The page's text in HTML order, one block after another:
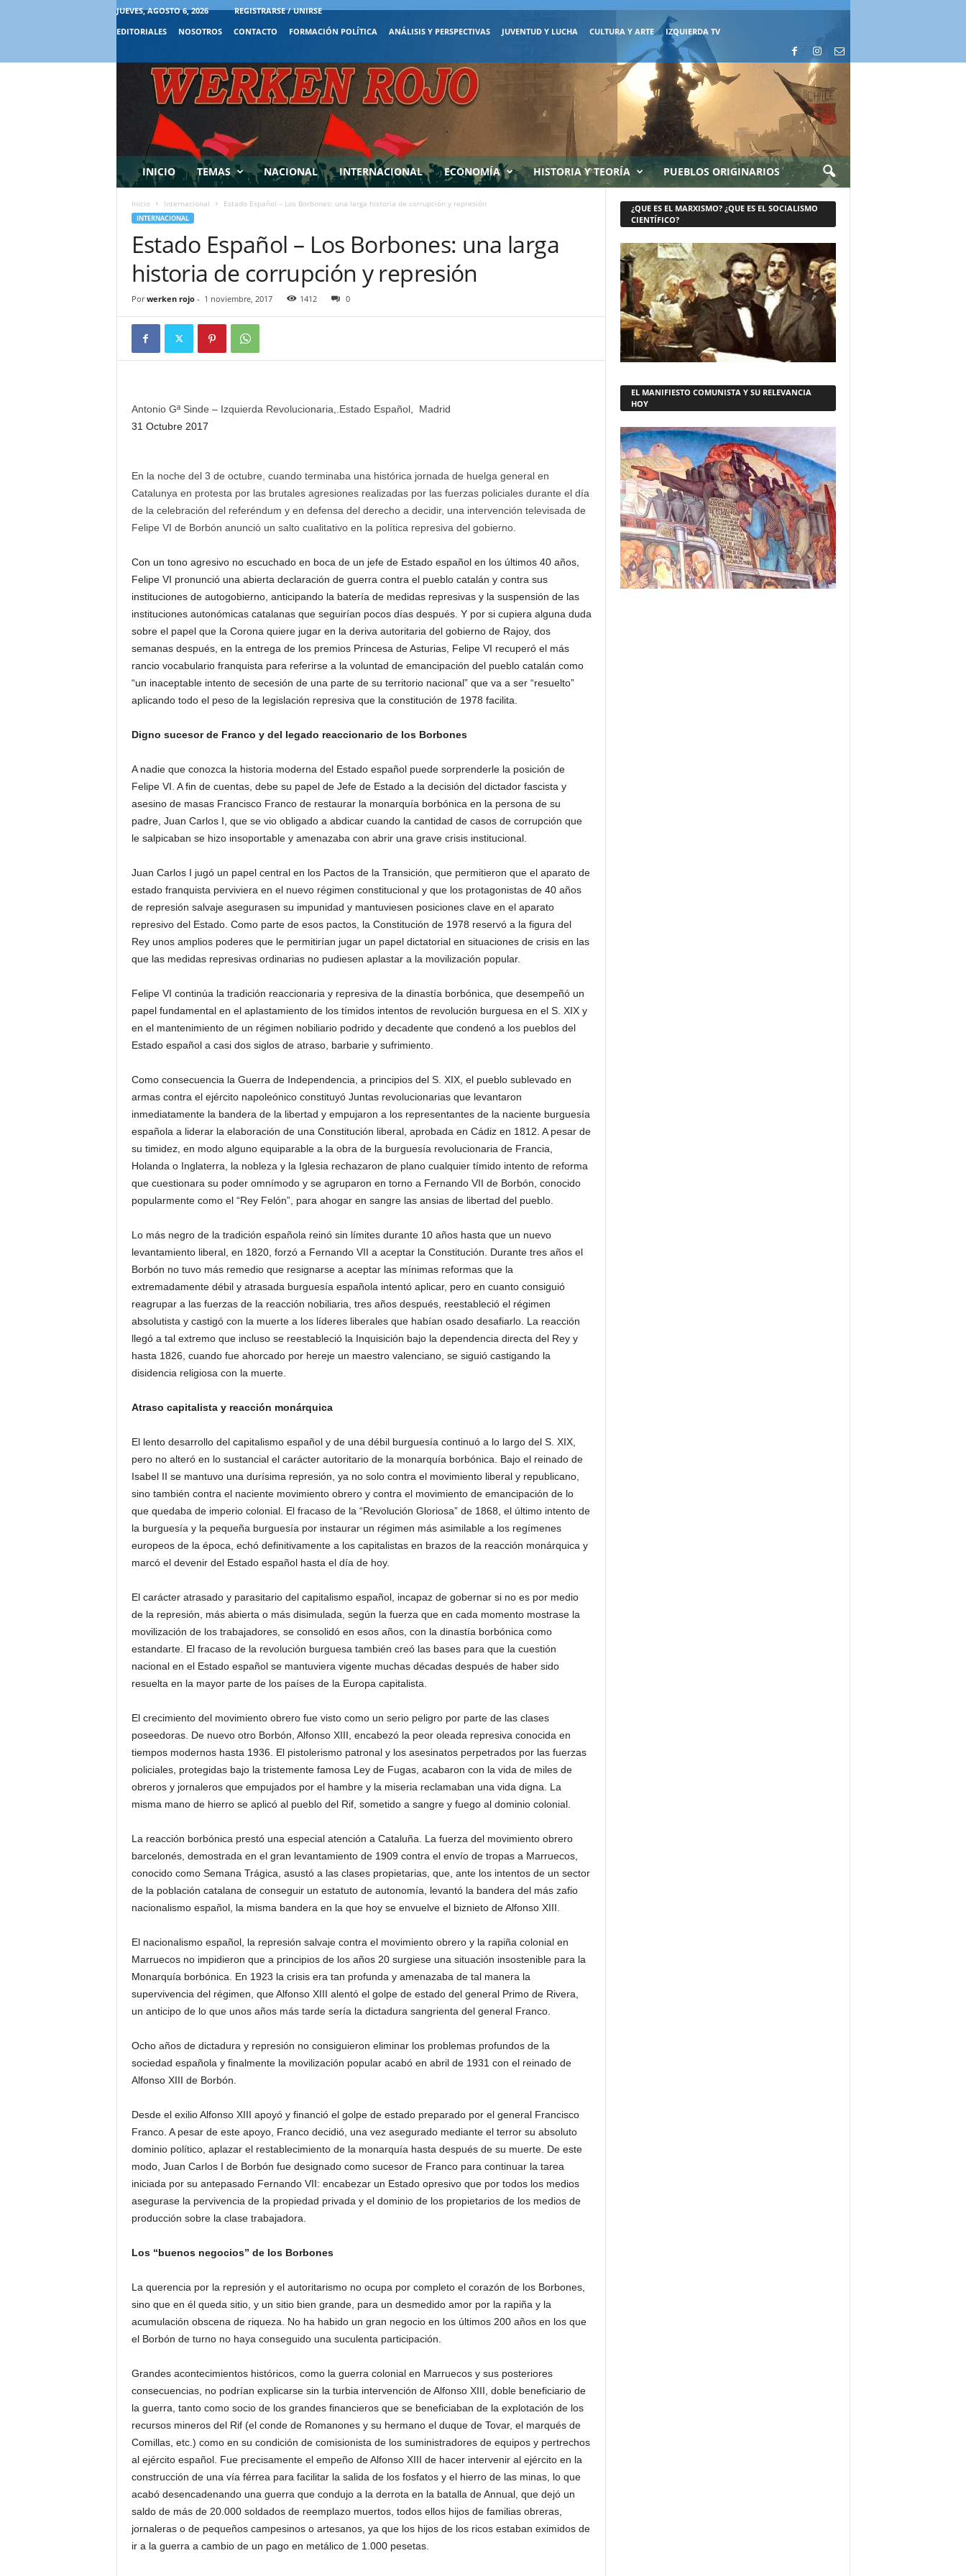
JUEVES, AGOSTO 6, 2026
REGISTRARSE / UNIRSE
EDITORIALES
NOSOTROS CONTACTO FORMACIÓN POLÍTICA ANÁLISIS Y PERSPECTIVAS JUVENTUD Y LUCHA CULTURA Y ARTE IZQUIERDA TV
INICIO TEMAS NACIONAL INTERNACIONAL ECONOMÍA HISTORIA Y TEORÍA PUEBLOS ORIGINARIOS
Inicio Internacional Estado Español – Los Borbones: una larga historia de corrupción y represión
INTERNACIONAL
Estado Español – Los Borbones: una larga
historia de corrupción y represión
Por werken rojo- 1 noviembre, 2017 1412 0
Antonio Gª Sinde – Izquierda Revolucionaria,.Estado Español, Madrid
31 Octubre 2017
En la noche del 3 de octubre, cuando terminaba una histórica jornada de huelga general en
Catalunya en protesta por las brutales agresiones realizadas por las fuerzas policiales durante el día
de la celebración del referéndum y en defensa del derecho a decidir, una intervención televisada de
Felipe VI de Borbón anunció un salto cualitativo en la política represiva del gobierno.
Con un tono agresivo no escuchado en boca de un jefe de Estado español en los últimos 40 años,
Felipe VI pronunció una abierta declaración de guerra contra el pueblo catalán y contra sus
instituciones de autogobierno, anticipando la batería de medidas represivas y la suspensión de las
instituciones autonómicas catalanas que seguirían pocos días después. Y por si cupiera alguna duda
sobre el papel que la Corona quiere jugar en la deriva autoritaria del gobierno de Rajoy, dos
semanas después, en la entrega de los premios Princesa de Asturias, Felipe VI recuperó el más
rancio vocabulario franquista para referirse a la voluntad de emancipación del pueblo catalán como
“un inaceptable intento de secesión de una parte de su territorio nacional” que va a ser “resuelto”
aplicando todo el peso de la legislación represiva que la constitución de 1978 facilita.
Digno sucesor de Franco y del legado reaccionario de los Borbones
A nadie que conozca la historia moderna del Estado español puede sorprenderle la posición de
Felipe VI. A fin de cuentas, debe su papel de Jefe de Estado a la decisión del dictador fascista y
asesino de masas Francisco Franco de restaurar la monarquía borbónica en la persona de su
padre, Juan Carlos I, que se vio obligado a abdicar cuando la cantidad de casos de corrupción que
le salpicaban se hizo insoportable y amenazaba con abrir una grave crisis institucional.
Juan Carlos I jugó un papel central en los Pactos de la Transición, que permitieron que el aparato de
estado franquista perviviera en el nuevo régimen constitucional y que los protagonistas de 40 años
de represión salvaje asegurasen su impunidad y mantuviesen posiciones clave en el aparato
represivo del Estado. Como parte de esos pactos, la Constitución de 1978 reservó a la figura del
Rey unos amplios poderes que le permitirían jugar un papel dictatorial en situaciones de crisis en las
que las medidas represivas ordinarias no pudiesen aplastar a la movilización popular.
Felipe VI continúa la tradición reaccionaria y represiva de la dinastía borbónica, que desempeñó un
papel fundamental en el aplastamiento de los tímidos intentos de revolución burguesa en el S. XIX y
en el mantenimiento de un régimen nobiliario podrido y decadente que condenó a los pueblos del
Estado español a casi dos siglos de atraso, barbarie y sufrimiento.
Como consecuencia la Guerra de Independencia, a principios del S. XIX, el pueblo sublevado en
armas contra el ejército napoleónico constituyó Juntas revolucionarias que levantaron
inmediatamente la bandera de la libertad y empujaron a los representantes de la naciente burguesía
española a liderar la elaboración de una Constitución liberal, aprobada en Cádiz en 1812. A pesar de
su timidez, en modo alguno equiparable a la obra de la burguesía revolucionaria de Francia,
Holanda o Inglaterra, la nobleza y la Iglesia rechazaron de plano cualquier tímido intento de reforma
que cuestionara su poder omnímodo y se agruparon en torno a Fernando VII de Borbón, conocido
popularmente como el “Rey Felón”, para ahogar en sangre las ansias de libertad del pueblo.
Lo más negro de la tradición española reinó sin límites durante 10 años hasta que un nuevo
levantamiento liberal, en 1820, forzó a Fernando VII a aceptar la Constitución. Durante tres años el
Borbón no tuvo más remedio que resignarse a aceptar las mínimas reformas que la
extremadamente débil y atrasada burguesía española intentó aplicar, pero en cuanto consiguió
reagrupar a las fuerzas de la reacción nobiliaria, tres años después, reestableció el régimen
absolutista y castigó con la muerte a los líderes liberales que habían osado desafiarlo. La reacción
llegó a tal extremo que incluso se reestableció la Inquisición bajo la dependencia directa del Rey y
hasta 1826, cuando fue ahorcado por hereje un maestro valenciano, se siguió castigando la
disidencia religiosa con la muerte.
Atraso capitalista y reacción monárquica
El lento desarrollo del capitalismo español y de una débil burguesía continuó a lo largo del S. XIX,
pero no alteró en lo sustancial el carácter autoritario de la monarquía borbónica. Bajo el reinado de
Isabel II se mantuvo una durísima represión, ya no solo contra el movimiento liberal y republicano,
sino también contra el naciente movimiento obrero y contra el movimiento de emancipación de lo
que quedaba de imperio colonial. El fracaso de la “Revolución Gloriosa” de 1868, el último intento de
la burguesía y la pequeña burguesía por instaurar un régimen más asimilable a los regímenes
europeos de la época, echó definitivamente a los capitalistas en brazos de la reacción monárquica y
marcó el devenir del Estado español hasta el día de hoy.
El carácter atrasado y parasitario del capitalismo español, incapaz de gobernar si no es por medio
de la represión, más abierta o más disimulada, según la fuerza que en cada momento mostrase la
movilización de los trabajadores, se consolidó en esos años, con la dinastía borbónica como
estandarte. El fracaso de la revolución burguesa también creó las bases para que la cuestión
nacional en el Estado español se mantuviera vigente muchas décadas después de haber sido
resuelta en la mayor parte de los países de la Europa capitalista.
El crecimiento del movimiento obrero fue visto como un serio peligro por parte de las clases
poseedoras. De nuevo otro Borbón, Alfonso XIII, encabezó la peor oleada represiva conocida en
tiempos modernos hasta 1936. El pistolerismo patronal y los asesinatos perpetrados por las fuerzas
policiales, protegidas bajo la tristemente famosa Ley de Fugas, acabaron con la vida de miles de
obreros y jornaleros que empujados por el hambre y la miseria reclamaban una vida digna. La
misma mano de hierro se aplicó al pueblo del Rif, sometido a sangre y fuego al dominio colonial.
La reacción borbónica prestó una especial atención a Cataluña. La fuerza del movimiento obrero
barcelonés, demostrada en el gran levantamiento de 1909 contra el envío de tropas a Marruecos,
conocido como Semana Trágica, asustó a las clases propietarias, que, ante los intentos de un sector
de la población catalana de conseguir un estatuto de autonomía, levantó la bandera del más zafio
nacionalismo español, la misma bandera en la que hoy se envuelve el biznieto de Alfonso XIII.
El nacionalismo español, la represión salvaje contra el movimiento obrero y la rapiña colonial en
Marruecos no impidieron que a principios de los años 20 surgiese una situación insostenible para la
Monarquía borbónica. En 1923 la crisis era tan profunda y amenazaba de tal manera la
supervivencia del régimen, que Alfonso XIII alentó el golpe de estado del general Primo de Rivera,
un anticipo de lo que unos años más tarde sería la dictadura sangrienta del general Franco.
Ocho años de dictadura y represión no consiguieron eliminar los problemas profundos de la
sociedad española y finalmente la movilización popular acabó en abril de 1931 con el reinado de
Alfonso XIII de Borbón.
Desde el exilio Alfonso XIII apoyó y financió el golpe de estado preparado por el general Francisco
Franco. A pesar de este apoyo, Franco decidió, una vez asegurado mediante el terror su absoluto
dominio político, aplazar el restablecimiento de la monarquía hasta después de su muerte. De este
modo, Juan Carlos I de Borbón fue designado como sucesor de Franco para continuar la tarea
iniciada por su antepasado Fernando VII: encabezar un Estado opresivo que por todos los medios
asegurase la pervivencia de la propiedad privada y el dominio de los propietarios de los medios de
producción sobre la clase trabajadora.
Los “buenos negocios” de los Borbones
La querencia por la represión y el autoritarismo no ocupa por completo el corazón de los Borbones,
sino que en él queda sitio, y un sitio bien grande, para un desmedido amor por la rapiña y la
acumulación obscena de riqueza. No ha habido un gran negocio en los últimos 200 años en los que
el Borbón de turno no haya conseguido una suculenta participación.
Grandes acontecimientos históricos, como la guerra colonial en Marruecos y sus posteriores
consecuencias, no podrían explicarse sin la turbia intervención de Alfonso XIII, doble beneficiario de
la guerra, tanto como socio de los grandes financieros que se beneficiaban de la explotación de los
recursos mineros del Rif (el conde de Romanones y su hermano el duque de Tovar, el marqués de
Comillas, etc.) como en su condición de comisionista de los suministradores de equipos y pertrechos
al ejército español. Fue precisamente el empeño de Alfonso XIII de hacer intervenir al ejército en la
construcción de una vía férrea para facilitar la salida de los fosfatos y el hierro de las minas, lo que
acabó desencadenando una guerra que condujo a la derrota en la batalla de Annual, que dejó un
saldo de más de 20.000 soldados de reemplazo muertos, todos ellos hijos de familias obreras,
jornaleras o de pequeños campesinos o artesanos, ya que los hijos de los ricos estaban eximidos de
ir a la guerra a cambio de un pago en metálico de 1.000 pesetas.
¿QUE ES EL MARXISMO? ¿QUE ES EL SOCIALISMO
CIENTÍFICO?
EL MANIFIESTO COMUNISTA Y SU RELEVANCIA
HOY